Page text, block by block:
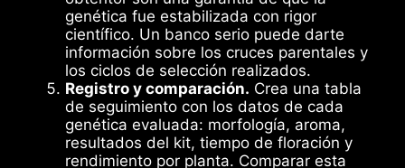
genética fue estabilizada con rigor
científico. Un banco serio puede darte
información sobre los cruces parentales y
los ciclos de selección realizados.
Registro y comparación. Crea una tabla
de seguimiento con los datos de cada
genética evaluada: morfología, aroma,
resultados del kit, tiempo de floración y
rendimiento por planta. Comparar esta